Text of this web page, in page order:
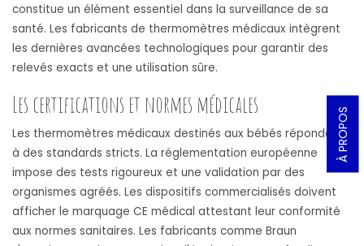
À PROPOS
constitue un élément essentiel dans la surveillance de sa
santé. Les fabricants de thermomètres médicaux intègrent
les dernières avancées technologiques pour garantir des
relevés exacts et une utilisation sûre.
Les certifications et normes médicales
Les thermomètres médicaux destinés aux bébés répondent
à des standards stricts. La réglementation européenne
impose des tests rigoureux et une validation par des
organismes agréés. Les dispositifs commercialisés doivent
afficher le marquage CE médical attestant leur conformité
aux normes sanitaires. Les fabricants comme Braun